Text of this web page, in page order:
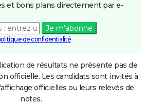
et bons plans directement par e-
Je m'abonne
de confidentialité
de résultats ne présente pas de
officielle. Les candidats sont invités à
officielles ou leurs relevés de
notes.